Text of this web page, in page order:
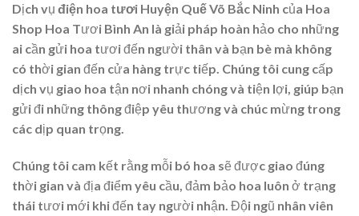
Dịch vụ điện hoa tươi Huyện Quế Võ Bắc Ninh của Hoa
Shop Hoa Tươi Bình An là giải pháp hoàn hảo cho những
ai cần gửi hoa tươi đến người thân và bạn bè mà không
có thời gian đến cửa hàng trực tiếp. Chúng tôi cung cấp
dịch vụ giao hoa tận nơi nhanh chóng và tiện lợi, giúp bạn
gửi đi những thông điệp yêu thương và chúc mừng trong
các dịp quan trọng.
Chúng tôi cam kết rằng mỗi bó hoa sẽ được giao đúng
thời gian và địa điểm yêu cầu, đảm bảo hoa luôn ở trạng
thái tươi mới khi đến tay người nhận. Đội ngũ nhân viên